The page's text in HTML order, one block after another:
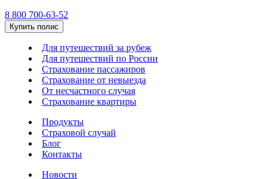
8 800 700-63-52
Купить полис
Для путешествий за рубеж
Для путешествий по России
Страхование пассажиров
Страхование от невыезда
От несчастного случая
Страхование квартиры
Продукты
Страховой случай
Блог
Контакты
Новости